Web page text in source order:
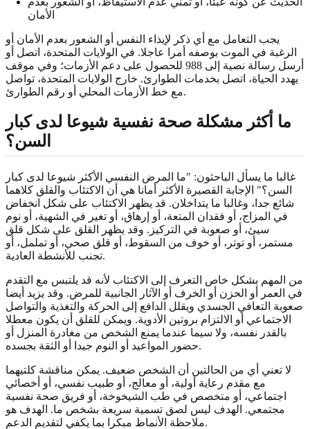
الأمان
يجب التعامل مع أي ذكر لإيذاء النفس أو الشعور بعدم الأمان أو
الرغبة في الموت بوصفه أمرا عاجلا. في الولايات المتحدة، اتصل أو
أرسل رسالة نصية إلى 988 للحصول على دعم الأزمات؛ وفي موقف
يهدد الحياة، اتصل بخدمات الطوارئ. خارج الولايات المتحدة، تواصل
مع خط الأزمات المحلي أو رقم الطوارئ.
ما أكثر مشكلة صحة نفسية شيوعا لدى كبار
السن؟
غالبا ما يسأل الباحثون: "ما المرض النفسي الأكثر شيوعا لدى كبار
السن؟" الإجابة القصيرة الأكثر أمانا هي أن الاكتئاب والقلق كلاهما
شائع جدا، وغالبا ما يتداخلان. قد يظهر الاكتئاب على شكل انخفاض
في المزاج، أو فقدان المتعة، أو إرهاق، أو تغير في الشهية، أو نوم
سيئ، أو صعوبة في التركيز. وقد يظهر القلق على شكل قلق
مستمر، أو توتر، أو خوف من السقوط، أو قلق صحي، أو تململ، أو
تجنب للأنشطة العادية.
من المهم بشكل خاص التعرف إلى الاكتئاب لأنه قد يلتبس مع التقدم
في العمر أو الحزن أو الخرف أو الآثار الجانبية للمرض. وقد يزيد أيضا
صعوبة التعافي الجسدي ويقلل الدافع إلى الحركة والتغذية والتواصل
الاجتماعي أو الالتزام بروتين الأدوية. ويمكن للقلق أن يكون معطلا
بالقدر نفسه، ولا سيما عندما يمنع الشخص من مغادرة المنزل أو
حضور المواعيد أو النوم جيدا أو الثقة بجسده.
لا تعني أي من الحالتين أن الشخص ضعيف. يمكن مناقشة كلتيهما
مع مقدم رعاية أولية، أو معالج، أو طبيب نفسي، أو أخصائي
اجتماعي، أو متخصص في طب الشيخوخة، أو فريق صحة نفسية
مجتمعي. الهدف ليس لصق تسمية سريعة بشخص ما. الهدف هو
ملاحظة الأنماط مبكرا بما يكفي لتقديم الدعم.